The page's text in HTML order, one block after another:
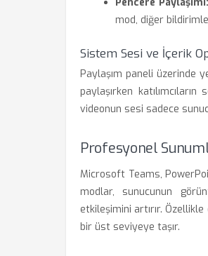
mod, diğer
Sistem Sesi ve İçerik
Paylaşım paneli üzerinde
paylaşırken
videonun sesi sadece
Profesyonel
Microsoft Teams,
modlar, sunucunun
etkileşimini artırır.
bir üst seviyeye taşır.